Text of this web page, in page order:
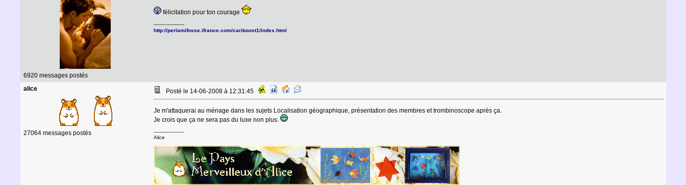
6920 messages postés
félicitation pour ton courage
--------------------
http://perlamifosse.ifrance.com/cariboost1/index.html
alice
27064 messages postés
Posté le 14-06-2008 à 12:31:45
Je m'attaquerai au ménage dans les sujets Localisation géographique, présentation des membres et trombinoscope après ça.
Je crois que ça ne sera pas du luxe non plus.
--------------------
Alice